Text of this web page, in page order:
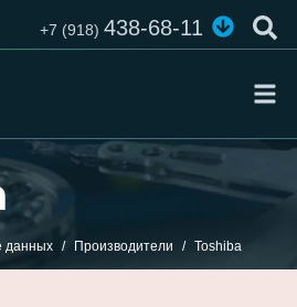
+7 (918)438-68-11
данных Производители Toshiba